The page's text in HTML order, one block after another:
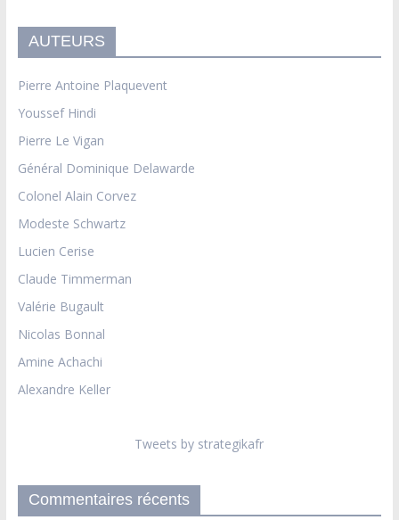
AUTEURS
Pierre Antoine Plaquevent
Youssef Hindi
Pierre Le Vigan
Général Dominique Delawarde
Colonel Alain Corvez
Modeste Schwartz
Lucien Cerise
Claude Timmerman
Valérie Bugault
Nicolas Bonnal
Amine Achachi
Alexandre Keller
Tweets by strategikafr
Commentaires récents